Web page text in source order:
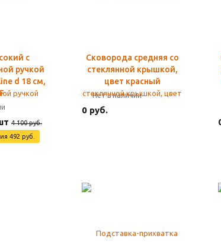
с
ручкой
d 18 см,
4 100 руб.
492 руб.
Сковорода средняя со
стеклянной крышкой,
цвет красный
Нет в наличии
0 руб.